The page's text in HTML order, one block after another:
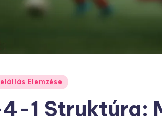
Elemzése
1 Struktúra: